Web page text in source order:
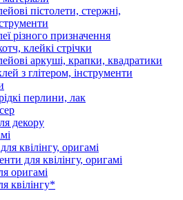
пістолети, стержні,
різного призначення
клейкі стрічки
аркуші, крапки, квадратики
з глітером, інструменти
перлини, лак
декору
квілінгу, оригамі
для квілінгу, оригамі
оригамі
квілінгу*